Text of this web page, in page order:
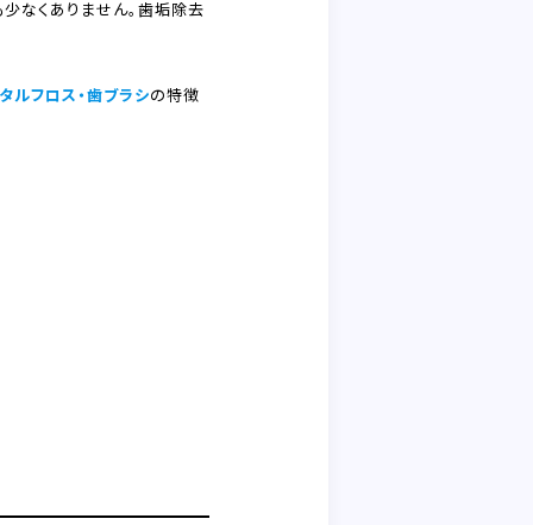
なくありません。歯垢除去
ルフロス・歯ブラシの特徴